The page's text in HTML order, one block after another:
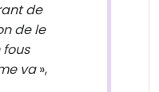
de
de le
fous
va»,